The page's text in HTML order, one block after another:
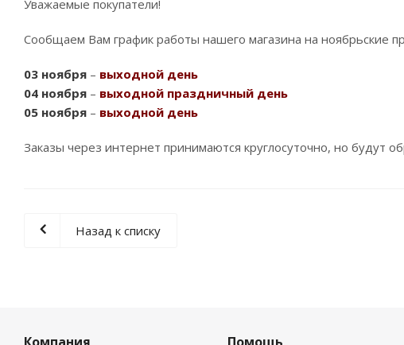
Уважаемые покупатели!
Сообщаем Вам график работы нашего магазина на ноябрьские
03 ноября – выходной день
04 ноября – выходной праздничный день
05 ноября – выходной день
Заказы через интернет принимаются круглосуточно, но будут
Назад к списку